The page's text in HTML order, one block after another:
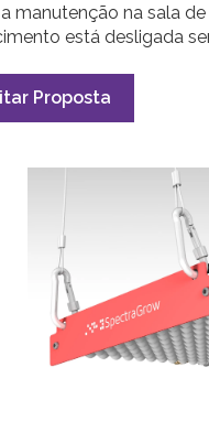
manutenção na sala
está desligada
Proposta